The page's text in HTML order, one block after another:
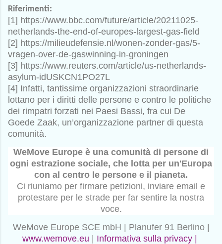
Riferimenti:
[1] https://www.bbc.com/future/article/20211025-
netherlands-the-end-of-europes-largest-gas-field
[2] https://milieudefensie.nl/wonen-zonder-gas/5-
vragen-over-de-gaswinning-in-groningen
[3] https://www.reuters.com/article/us-netherlands-
asylum-idUSKCN1PO27L
[4] Infatti, tantissime organizzazioni straordinarie
lottano per i diritti delle persone e contro le politiche
dei rimpatri forzati nei Paesi Bassi, fra cui De
Goede Zaak, un’organizzazione partner di questa
comunità.
WeMove Europe è una comunità di persone di
ogni estrazione sociale, che lotta per un'Europa
con al centro le persone e il pianeta.
Ci riuniamo per firmare petizioni, inviare email e
protestare per le strade per far sentire la nostra
voce.
WeMove Europe SCE mbH | Planufer 91 Berlino |
www.wemove.eu | Informativa sulla privacy |